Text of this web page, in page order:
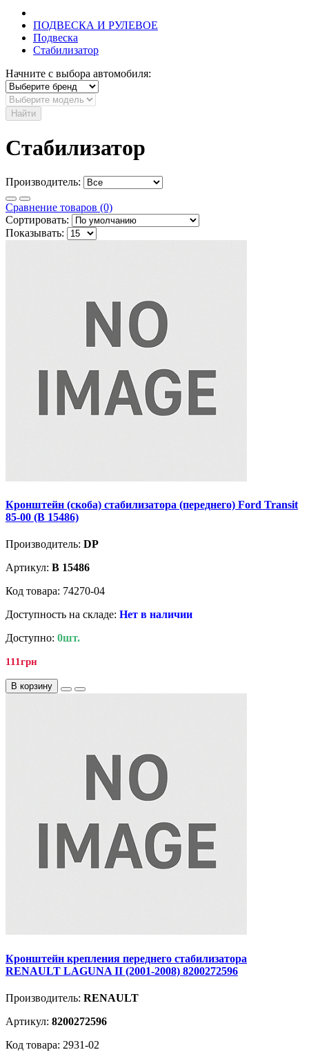
ПОДВЕСКА И РУЛЕВОЕ
Подвеска
Стабилизатор
Начните с выбора автомобиля:
Найти
Стабилизатор
Производитель:
Сравнение товаров (0)
Сортировать:
Показывать:
Кронштейн (скоба) стабилизатора (переднего) Ford Transit
85-00 (B 15486)
Производитель: DP
Артикул: B 15486
Код товара: 74270-04
Доступность на складе: Нет в наличии
Доступно: 0шт.
111грн
В корзину
Кронштейн крепления переднего стабилизатора
RENAULT LAGUNA II (2001-2008) 8200272596
Производитель: RENAULT
Артикул: 8200272596
Код товара: 2931-02